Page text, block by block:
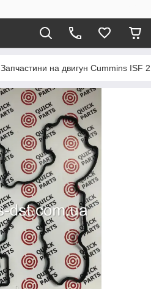
Запчастини на двигун Cummins ISF